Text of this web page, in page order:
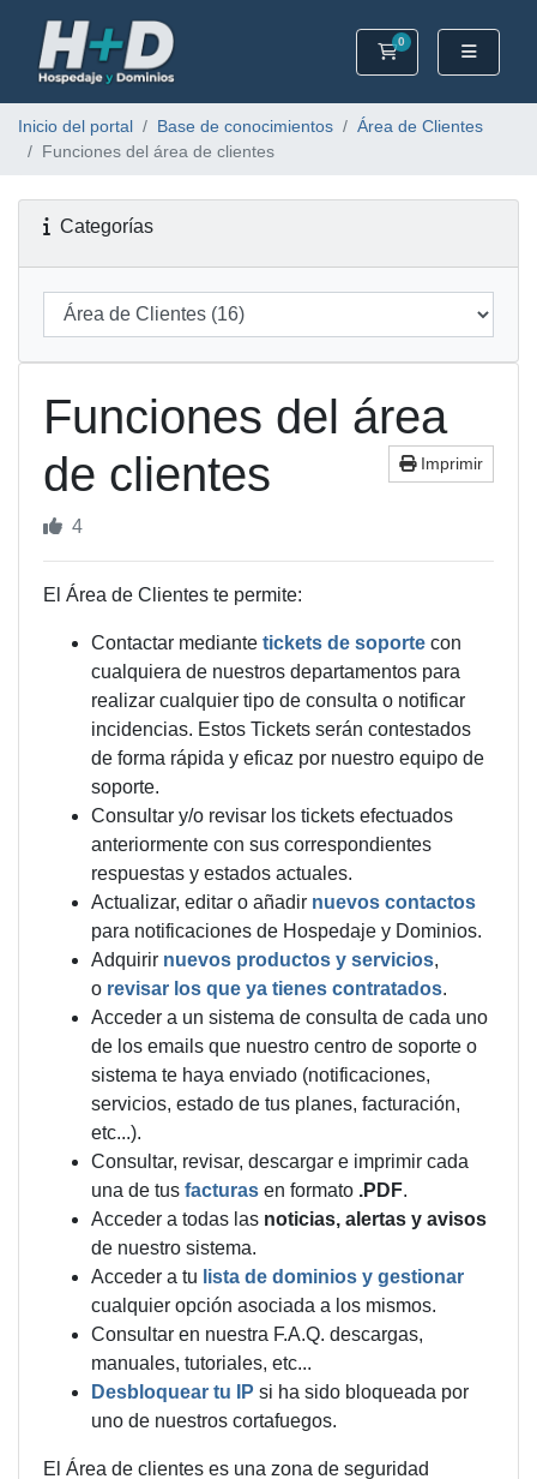
0
Carrito
Inicio del portal Base de conocimientos
Área de Clientes
Funciones del área de clientes
Categorías
Funciones del área
de clientes
Imprimir
4
El Área de Clientes te permite:
Contactar mediante tickets de soporte con
cualquiera de nuestros departamentos para
realizar cualquier tipo de consulta o notificar
incidencias. Estos Tickets serán contestados
de forma rápida y eficaz por nuestro equipo de
soporte.
Consultar y/o revisar los tickets efectuados
anteriormente con sus correspondientes
respuestas y estados actuales.
Actualizar, editar o añadir nuevos contactos
para notificaciones de Hospedaje y Dominios.
Adquirir nuevos productos y servicios,
o revisar los que ya tienes contratados.
Acceder a un sistema de consulta de cada uno
de los emails que nuestro centro de soporte o
sistema te haya enviado (notificaciones,
servicios, estado de tus planes, facturación,
etc...).
Consultar, revisar, descargar e imprimir cada
una de tus facturas en formato .PDF.
Acceder a todas las noticias, alertas y avisos
de nuestro sistema.
Acceder a tu lista de dominios y gestionar
cualquier opción asociada a los mismos.
Consultar en nuestra F.A.Q. descargas,
manuales, tutoriales, etc...
Desbloquear tu IP si ha sido bloqueada por
uno de nuestros cortafuegos.
El Área de clientes es una zona de seguridad